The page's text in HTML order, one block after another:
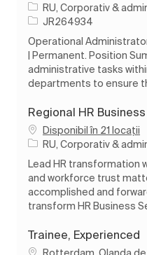
Categorie
RU, Corporativ &
Job IdJR264934
Operational
| Permanent. Position
administrative tasks
departments to ensure
Regional HR
Disponibil în 21 locații
Categorie
RU, Corporativ &
Lead HR transformation
and workforce trust
accomplished and
transform HR Business
Trainee, Experienced
LocRotterdam, Olanda